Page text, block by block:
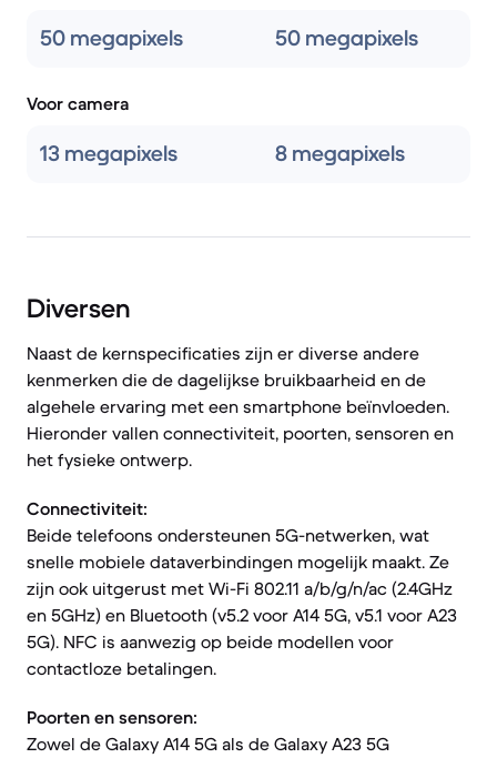
50 megapixels 50 megapixels
Voor camera
13 megapixels 8 megapixels
Diversen
Naast de kernspecificaties zijn er diverse andere
kenmerken die de dagelijkse bruikbaarheid en de
algehele ervaring met een smartphone beïnvloeden.
Hieronder vallen connectiviteit, poorten, sensoren en
het fysieke ontwerp.
Connectiviteit:
Beide telefoons ondersteunen 5G-netwerken, wat
snelle mobiele dataverbindingen mogelijk maakt. Ze
zijn ook uitgerust met Wi-Fi 802.11 a/b/g/n/ac (2.4GHz
en 5GHz) en Bluetooth (v5.2 voor A14 5G, v5.1 voor A23
5G). NFC is aanwezig op beide modellen voor
contactloze betalingen.
Poorten en sensoren:
Zowel de Galaxy A14 5G als de Galaxy A23 5G